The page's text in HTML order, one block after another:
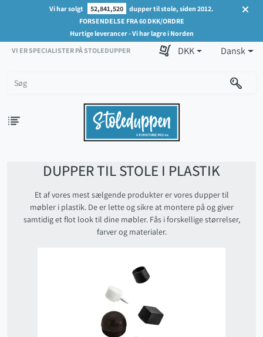
Vi har solgt 52,841,520
dupper til stole, siden 2012.
FORSENDELSE FRA 60 DKK/ORDRE
Hurtige leverancer - Vi har lagre i Norden
VI ER SPECIALISTER PÅ STOLEDUPPER
DKK Dansk
DUPPER TIL STOLE I PLASTIK
Et af vores mest sælgende produkter er vores dupper til
møbler i plastik. De er lette og sikre at montere på og giver
samtidig et flot look til dine møbler. Fås i forskellige størrelser,
farver og materialer.